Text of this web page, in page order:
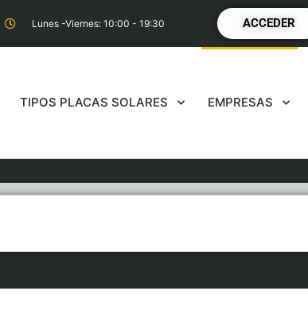
Lunes -Viernes: 10:00 - 19:30 ACCEDER
TIPOS PLACAS SOLARES EMPRESAS